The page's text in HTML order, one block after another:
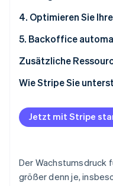
4. Optimieren Sie
5. Backoffice
Zusätzliche
Wie Stripe Sie
Jetzt mit Stripe
Der Wachstumsdruck
größer denn je,